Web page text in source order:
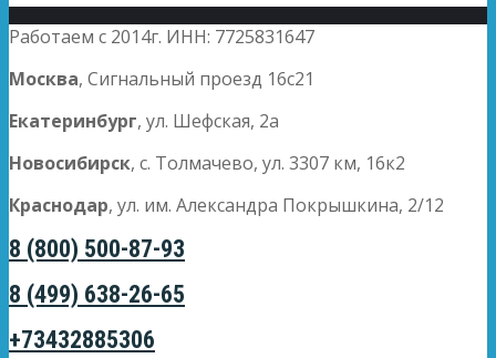
Работаем с 2014г. ИНН: 7725831647
Москва, Сигнальный проезд 16с21
Екатеринбург, ул. Шефская, 2а
Новосибирск, с. Толмачево, ул. 3307 км, 16к2
Краснодар, ул. им. Александра Покрышкина, 2/12
8 (800) 500-87-93
8 (499) 638-26-65
+73432885306